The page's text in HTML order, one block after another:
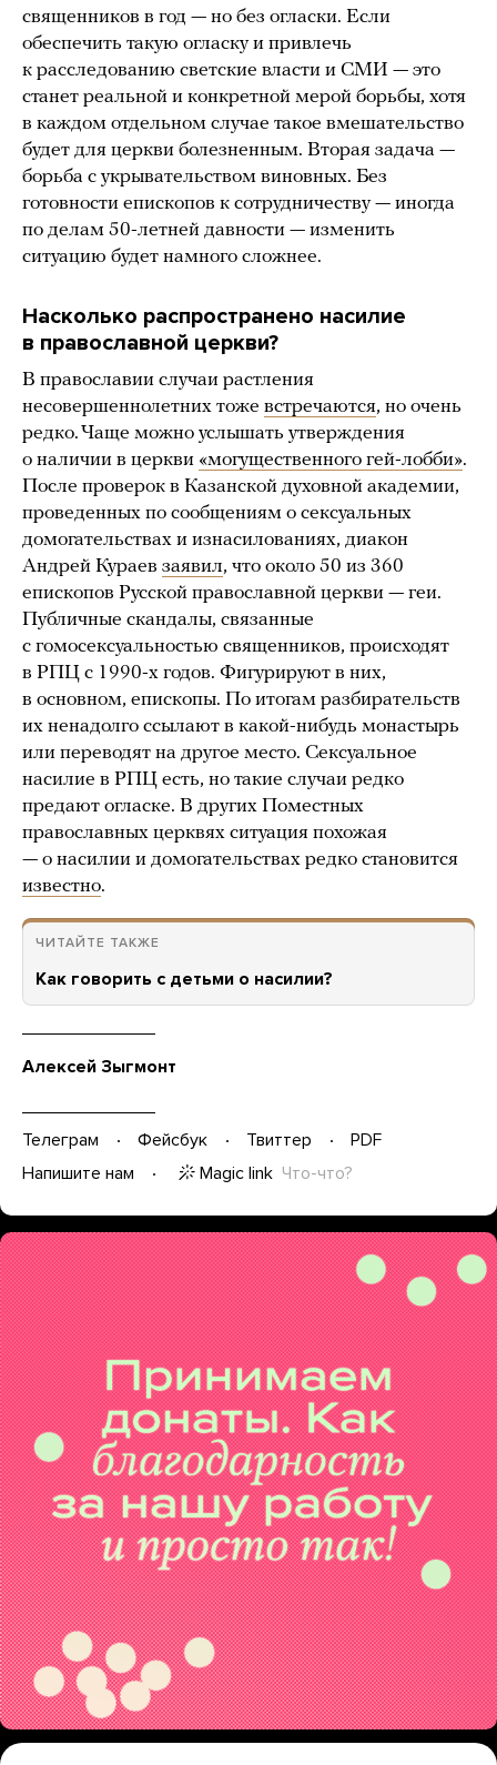
священников в год — но без огласки. Если
обеспечить такую огласку и привлечь
к расследованию светские власти и СМИ — это
станет реальной и конкретной мерой борьбы, хотя
в каждом отдельном случае такое вмешательство
будет для церкви болезненным. Вторая задача —
борьба с укрывательством виновных. Без
готовности епископов к сотрудничеству — иногда
по делам 50-летней давности — изменить
ситуацию будет намного сложнее.
Насколько распространено насилие
в православной церкви?
В православии случаи растления
несовершеннолетних тоже встречаются, но очень
редко. Чаще можно услышать утверждения
о наличии в церкви «могущественного гей-лобби».
После проверок в Казанской духовной академии,
проведенных по сообщениям о сексуальных
домогательствах и изнасилованиях, диакон
Андрей Кураев заявил, что около 50 из 360
епископов Русской православной церкви — геи.
Публичные скандалы, связанные
с гомосексуальностью священников, происходят
в РПЦ с 1990-х годов. Фигурируют в них,
в основном, епископы. По итогам разбирательств
их ненадолго ссылают в какой-нибудь монастырь
или переводят на другое место. Сексуальное
насилие в РПЦ есть, но такие случаи редко
предают огласке. В других Поместных
православных церквях ситуация похожая
— о насилии и домогательствах редко становится
известно.
ЧИТАЙТЕ ТАКЖЕ
Как говорить с детьми о насилии?
Алексей Зыгмонт
Телеграм Фейсбук Твиттер
PDF
Напишите нам
Magic link Что-что?